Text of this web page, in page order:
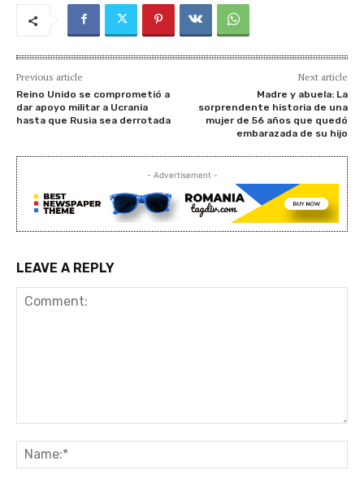
Previous article
Reino Unido se comprometió a
dar apoyo militar a Ucrania
hasta que Rusia sea derrotada
Next article
Madre y abuela: La
sorprendente historia de una
mujer de 56 años que quedó
embarazada de su hijo
- Advertisement -
LEAVE A REPLY